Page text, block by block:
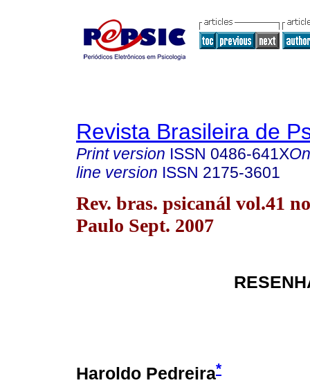
Revista Brasileira de
Print version ISSN 0486-641X
line version ISSN 2175-3601
Rev. bras. psicanál vol.41
Paulo Sept. 2007
Haroldo Pedreira*